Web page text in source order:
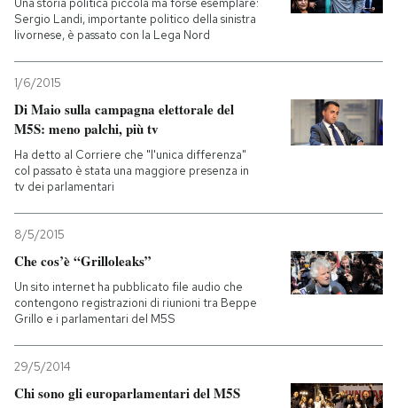
Una storia politica piccola ma forse esemplare:
Sergio Landi, importante politico della sinistra
livornese, è passato con la Lega Nord
1/6/2015
Di Maio sulla campagna elettorale del
M5S: meno palchi, più tv
Ha detto al Corriere che "l'unica differenza"
col passato è stata una maggiore presenza in
tv dei parlamentari
8/5/2015
Che cos’è “Grilloleaks”
Un sito internet ha pubblicato file audio che
contengono registrazioni di riunioni tra Beppe
Grillo e i parlamentari del M5S
29/5/2014
Chi sono gli europarlamentari del M5S